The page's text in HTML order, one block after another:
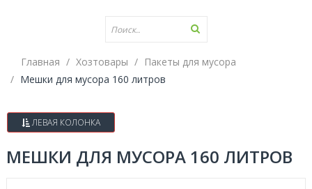
Главная Хозтовары
Пакеты для мусора
Мешки для мусора 160 литров
ЛЕВАЯ КОЛОНКА
МЕШКИ ДЛЯ МУСОРА 160 ЛИТРОВ